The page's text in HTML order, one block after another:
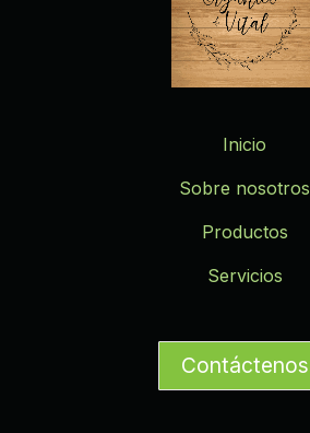
Inicio
Sobre nosotros
Productos
Servicios
Contáctenos